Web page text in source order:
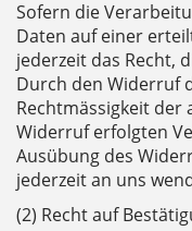
Sofern die
Daten auf einer
jederzeit das Recht,
Durch den Widerruf
Rechtmässigkeit der
Widerruf erfolgten
Ausübung des
jederzeit an uns
(2) Recht auf